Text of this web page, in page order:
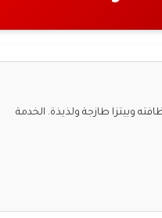
وبيتزا طازجة ولذيذة. الخدمة